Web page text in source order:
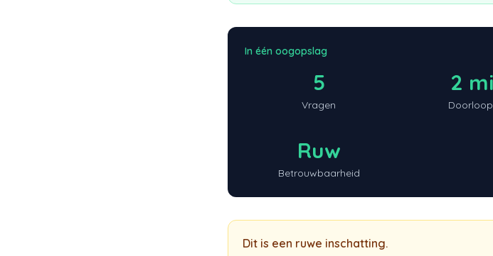
In één oogopslag
5
Vragen
2
Ruw
Betrouwbaarheid
Dit is een ruwe inschatting.